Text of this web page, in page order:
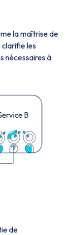
la maîtrise de
clarifie les
nécessaires à
de